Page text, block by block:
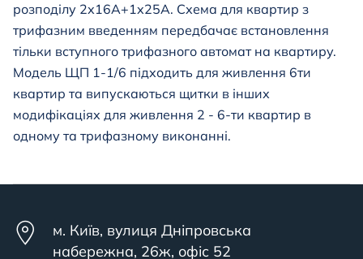
розподілу 2х16А+1х25А. Схема для квартир з
трифазним введенням передбачає встановлення
тільки вступного трифазного автомат на квартиру.
Модель ЩП 1-1/6 підходить для живлення 6ти
квартир та випускаються щитки в інших
модифікаціях для живлення 2 - 6-ти квартир в
одному та трифазному виконанні.
м. Київ, вулиця Дніпровська
набережна, 26ж, офіс 52